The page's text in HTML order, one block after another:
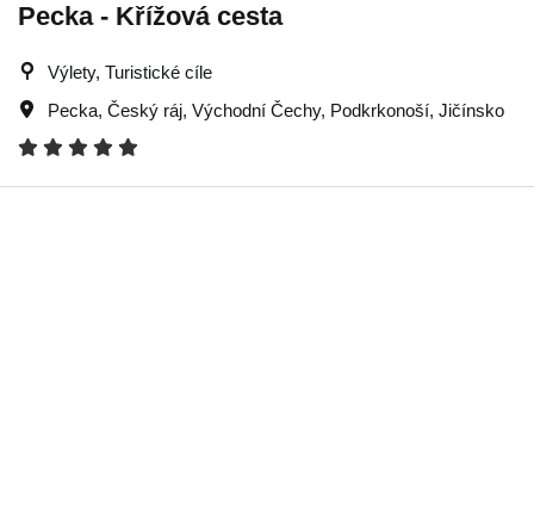
Pecka - Křížová cesta
Výlety, Turistické cíle
Pecka, Český ráj, Východní Čechy, Podkrkonoší, Jičínsko